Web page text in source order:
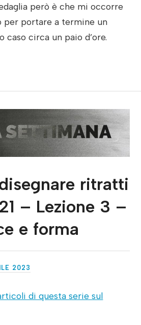
però è che mi occorre
per portare a termine un
caso circa un paio d’ore.
ritratti
– Lezione 3 –
e forma
2023
di questa serie sul